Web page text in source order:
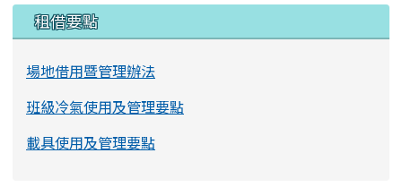
左邊區域內容
租借要點
場地借用暨管理辦法
班級冷氣使用及管理要點
載具使用及管理要點